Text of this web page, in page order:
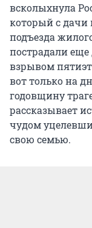
всколыхнула
который с дачи
подъезда
пострадали еще
взрывом
вот только на
годовщину
рассказывает
чудом
свою семью.